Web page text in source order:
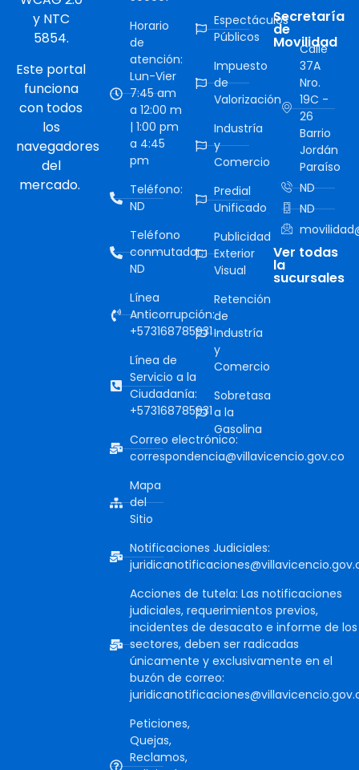
y NTC
5854.
Este portal
funciona
con todos
los
navegadores
del
mercado.
Horario
de
atención:
Lun-Vier
7:45 am
a 12:00 m
| 1:00 pm
a 4:45
pm
Teléfono:
ND
Teléfono
conmutador:
ND
Línea
Anticorrupción:
+573168785931
Línea de
Servicio a la
Ciudadanía:
+573168785931
Correo electrónico:
correspondencia@villavicencio.gov.co
Mapa
del
Sitio
Notificaciones Judiciales:
Acciones de tutela: Las notificaciones
judiciales, requerimientos previos,
incidentes de desacato e informe de los
sectores, deben ser radicadas
únicamente y exclusivamente en el
buzón de correo:
Peticiones,
Quejas,
Reclamos,
Espectáculos
Públicos
Impuesto
de
Valorización
Industría
y
Comercio
Predial
Unificado
Publicidad
Exterior
Visual
Retención
de
Industría
y
Comercio
Sobretasa
a la
Gasolina
Secretaría
de
Movilidad
Calle
37A
Nro.
19C -
26
Barrio
Jordán
Paraíso
ND
ND
Ver todas
la
sucursales